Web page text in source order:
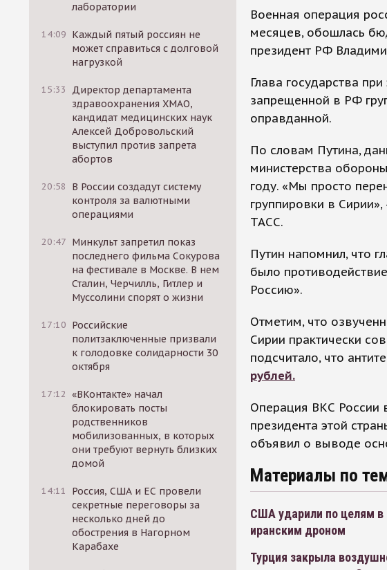
лаборатории
14:09 Каждый пятый россиян не
может справиться с долговой
нагрузкой
15:33
Директор департамента
здравоохранения ХМАО,
кандидат медицинских наук
Алексей Добровольский
выступил против запрета
абортов
20:58
В России создадут систему
контроля за валютными
операциями
20:47 Минкульт запретил показ
последнего фильма Сокурова
на фестивале в Москве. В нем
Сталин, Черчилль, Гитлер и
Муссолини спорят о жизни
17:10 Российские
политзаключенные призвали
к голодовке солидарности 30
октября
17:12 «ВКонтакте» начал
блокировать посты
родственников
мобилизованных, в которых
они требуют вернуть близких
домой
14:11
Россия, США и ЕС провели
секретные переговоры за
несколько дней до
обострения в Нагорном
Карабахе
Военная операция
месяцев, обошлась
президент РФ
Глава государства
запрещенной в РФ
оправданной.
По словам Путина,
министерства
году. «Мы просто
группировки в
ТАСС.
Путин напомнил, что
было
Россию».
Отметим, что
Сирии практически
подсчитало, что
рублей.
Операция ВКС России
президента этой
объявил о выводе
Материалы по
США ударили по целям в
иранским дроном
Турция закрыла